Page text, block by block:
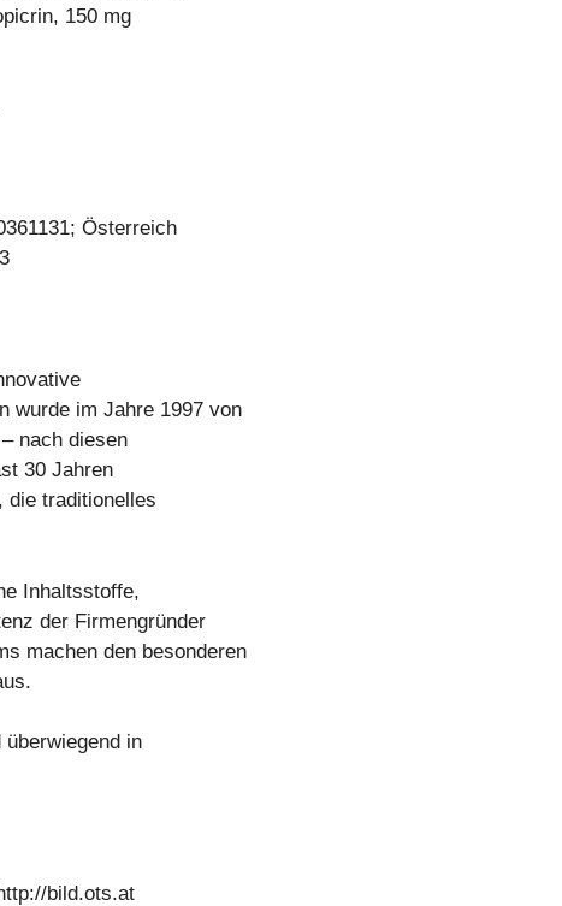
150 mg
Österreich
wurde im Jahre 1997 von
nach diesen
30 Jahren
die traditionelles
Inhaltsstoffe,
der Firmengründer
machen den besonderen
überwiegend in
bild.ots.at